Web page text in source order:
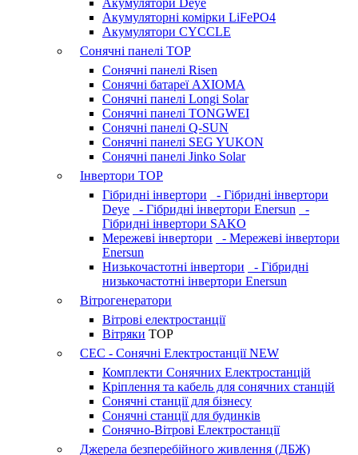
Акумулятори Deye
Акумуляторні комірки LiFePO4
Акумулятори CYCCLE
Сонячні панелі TOP
Сонячні панелі Risen
Сонячні батареї AXIOMA
Сонячні панелі Longi Solar
Сонячні панелі TONGWEI
Сонячні панелі Q-SUN
Сонячні панелі SEG YUKON
Сонячні панелі Jinko Solar
Інвертори TOP
Гібридні інвертори
- Гібридні інвертори
Deye
- Гібридні інвертори Enersun
-
Гібридні інвертори SAKO
Мережеві інвертори
- Мережеві інвертори
Enersun
Низькочастотні інвертори
- Гібридні
низькочастотні інвертори Enersun
Вітрогенератори
Вітрові електростанції
Вітряки TOP
СЕС - Сонячні Електростанції NEW
Комплекти Сонячних Електростанцій
Кріплення та кабель для сонячних станцій
Сонячні станції для бізнесу
Сонячні станції для будинків
Сонячно-Вітрові Електростанції
Джерела безперебійного живлення (ДБЖ)